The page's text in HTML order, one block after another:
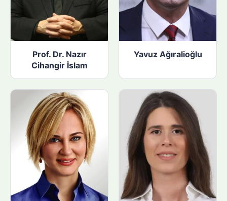
Prof. Dr. Nazır
Cihangir İslam
Yavuz Ağıralioğlu